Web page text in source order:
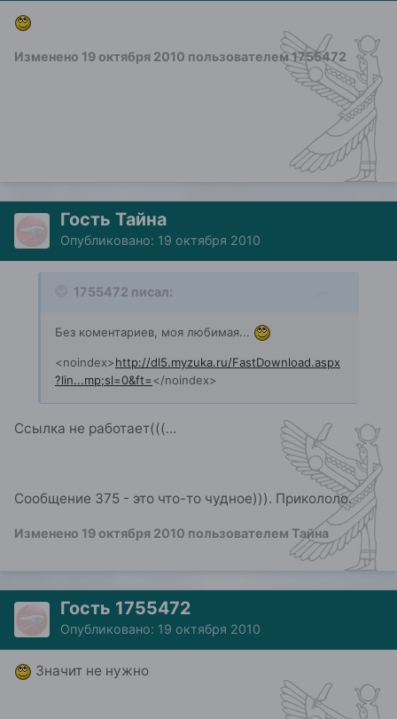
Изменено 19 октября 2010 пользователем 1755472
Гость Тайна
Опубликовано: 19 октября 2010
1755472 писал:
Без коментариев, моя любимая...
<noindex>http://dl5.myzuka.ru/FastDownload.aspx
?lin...mp;sl=0&ft=</noindex>
Ссылка не работает(((...
Сообщение 375 - это что-то чудное))). Прикололо.
Изменено 19 октября 2010 пользователем Тайна
Гость 1755472
Опубликовано: 19 октября 2010
Значит не нужно